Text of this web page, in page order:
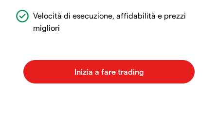
Velocità di esecuzione, affidabilità e prezzi
migliori